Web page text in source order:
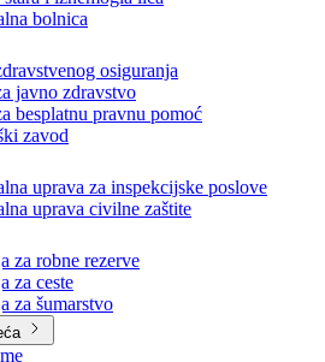
socijalni rad
i iznemogla lica
bolnica
osiguranja
javno zdravstvo
besplatnu pravnu pomoć
zavod
uprava za inspekcijske poslove
uprava civilne zaštite
za robne rezerve
za ceste